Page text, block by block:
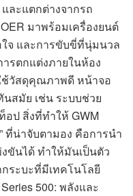
ละแตกต่างจากรถ
มาพร้อมเครื่องยนต์
จ และการขับขี่ที่นุ่มนวล
รตกแต่งภายในห้อง
ช้วัสดุคุณภาพดี หน้าจอ
สมัย เช่น ระบบช่วย
ป สิ่งที่ทำให้ GWM
ที่น่าจับตามอง คือการนำ
ขันได้ ทำให้มันเป็นตัว
ระบะที่มีเทคโนโลยี
500: พลังและ